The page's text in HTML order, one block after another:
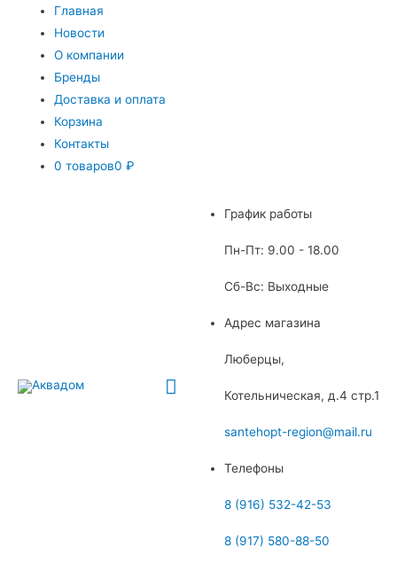
Главная
Новости
О компании
Бренды
Доставка и оплата
Корзина
Контакты
0 товаров0 ₽
Главное
График работы
Пн-Пт: 9.00 - 18.00
Сб-Вс: Выходные
Адрес магазина
Люберцы,
Котельническая, д.4 стр.1
santehopt-region@mail.ru
Телефоны
8 (916) 532-42-53
8 (917) 580-88-50